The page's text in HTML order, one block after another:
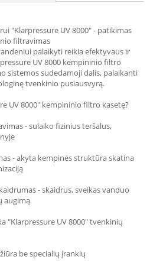
"Klarpressure UV 8000" - patikimas
filtravimas
palaikyti reikia efektyvaus ir
UV 8000 kempininio filtro
sistemos sudedamoji dalis, palaikanti
tvenkinio pusiausvyrą.
UV 8000" kempininio filtro kasetę?
- sulaiko fizinius teršalus,
- akyta kempinės struktūra skatina
- skaidrus, sveikas vanduo
augimą
"Klarpressure UV 8000" tvenkinių
be specialių įrankių